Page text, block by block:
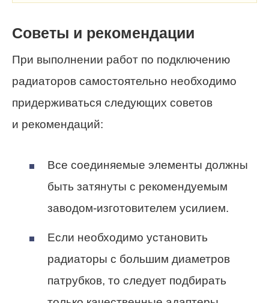
Советы и рекомендации
При выполнении работ по подключению
радиаторов самостоятельно необходимо
придерживаться следующих советов
и рекомендаций:
Все соединяемые элементы должны
быть затянуты с рекомендуемым
заводом-изготовителем усилием.
Если необходимо установить
радиаторы с большим диаметров
патрубков, то следует подбирать